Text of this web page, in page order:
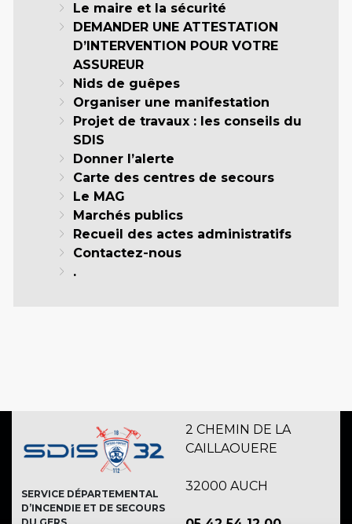
Le maire et la sécurité
DEMANDER UNE ATTESTATION
D’INTERVENTION POUR VOTRE
ASSUREUR
Nids de guêpes
Organiser une manifestation
Projet de travaux : les conseils du
SDIS
Donner l’alerte
Carte des centres de secours
Le MAG
Marchés publics
Recueil des actes administratifs
Contactez-nous
.
SERVICE DÉPARTEMENTAL
D’INCENDIE ET DE SECOURS
2 CHEMIN DE LA
CAILLAOUERE
32000 AUCH